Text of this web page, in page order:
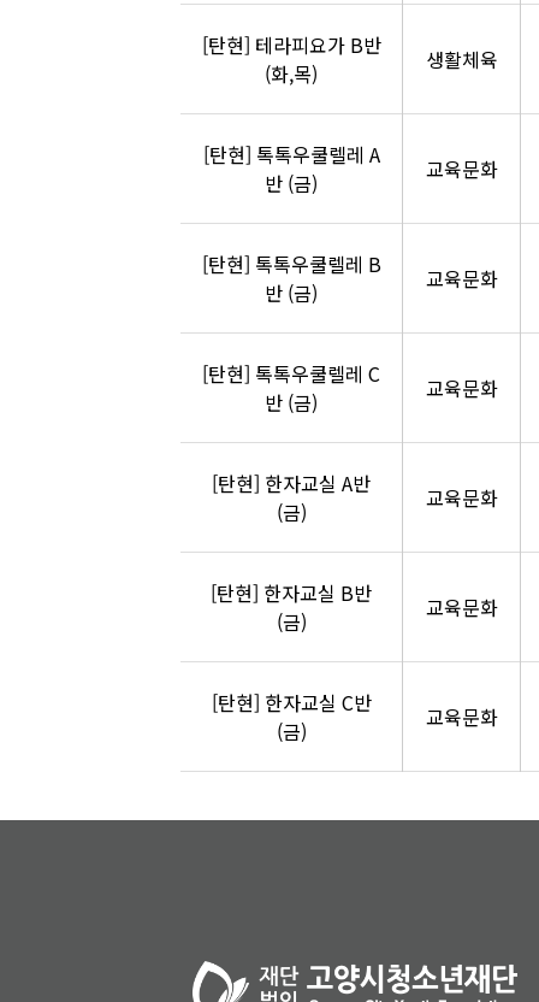
[탄현] 테라피요가 B반
(화,목)
생활체육
[탄현] 톡톡우쿨렐레 A
반 (금)
교육문화
[탄현] 톡톡우쿨렐레 B
반 (금)
교육문화
[탄현] 톡톡우쿨렐레 C
반 (금)
교육문화
[탄현] 한자교실 A반
(금)
교육문화
[탄현] 한자교실 B반
(금)
교육문화
[탄현] 한자교실 C반
(금)
교육문화